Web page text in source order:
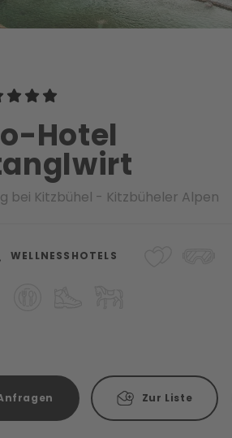
Hotel
bei Kitzbühel - Kitzbüheler Alpen
WELLNESSHOTELS
Zur Liste